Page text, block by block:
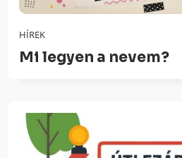
HÍREK
Mi legyen a nevem?